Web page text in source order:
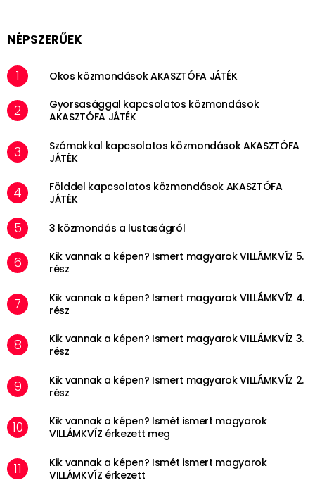
NÉPSZERŰEK
Okos közmondások AKASZTÓFA JÁTÉK
Gyorsasággal kapcsolatos közmondások
AKASZTÓFA JÁTÉK
Számokkal kapcsolatos közmondások AKASZTÓFA
JÁTÉK
Földdel kapcsolatos közmondások AKASZTÓFA
JÁTÉK
3 közmondás a lustaságról
Kik vannak a képen? Ismert magyarok VILLÁMKVÍZ 5.
rész
Kik vannak a képen? Ismert magyarok VILLÁMKVÍZ 4.
rész
Kik vannak a képen? Ismert magyarok VILLÁMKVÍZ 3.
rész
Kik vannak a képen? Ismert magyarok VILLÁMKVÍZ 2.
rész
Kik vannak a képen? Ismét ismert magyarok
VILLÁMKVÍZ érkezett meg
Kik vannak a képen? Ismét ismert magyarok
VILLÁMKVÍZ érkezett